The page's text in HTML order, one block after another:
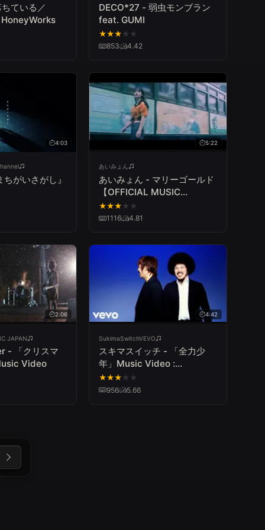
ている／
DECO*27 - 弱虫モンブラン
feat. GUMI
★★★ ★ ★
853
4.42
4:03
がいさがし』
5:22
あいみょん
あいみょん - マリーゴールド
【OFFICIAL MUSIC
VIDEO】
★★★ ★ ★
1116
4.81
2:06
JAPAN
- 「クリスマ
Video
4:42
SukimaSwitchVEVO
スキマスイッチ - 「全力少
年」Music Video :
SUKIMASWITCH /
ZENRYOKU SHOUNEN
★★★ ★ ★
956
5.66